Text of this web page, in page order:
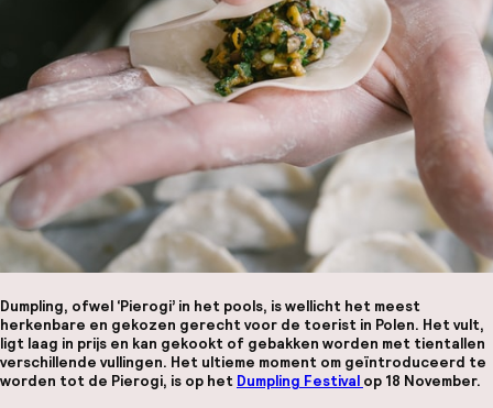
Dumpling, ofwel ‘Pierogi’ in het pools, is wellicht het meest
herkenbare en gekozen gerecht voor de toerist in Polen. Het vult,
ligt laag in prijs en kan gekookt of gebakken worden met tientallen
verschillende vullingen. Het ultieme moment om geïntroduceerd te
worden tot de Pierogi, is op het Dumpling Festival op 18 November.